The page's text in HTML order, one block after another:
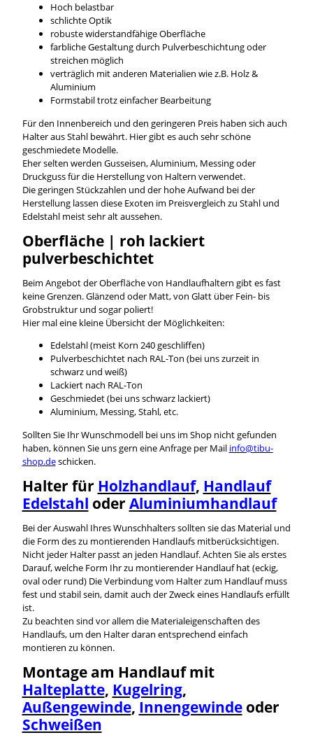
Hoch belastbar
schlichte Optik
robuste widerstandfähige Oberfläche
farbliche Gestaltung durch Pulverbeschichtung oder
streichen möglich
verträglich mit anderen Materialien wie z.B. Holz &
Aluminium
Formstabil trotz einfacher Bearbeitung
Für den Innenbereich und den geringeren Preis haben sich auch
Halter aus Stahl bewährt. Hier gibt es auch sehr schöne
geschmiedete Modelle.
Eher selten werden Gusseisen, Aluminium, Messing oder
Druckguss für die Herstellung von Haltern verwendet.
Die geringen Stückzahlen und der hohe Aufwand bei der
Herstellung lassen diese Exoten im Preisvergleich zu Stahl und
Edelstahl meist sehr alt aussehen.
Oberfläche | roh lackiert
pulverbeschichtet
Beim Angebot der Oberfläche von Handlaufhaltern gibt es fast
keine Grenzen. Glänzend oder Matt, von Glatt über Fein- bis
Grobstruktur und sogar poliert!
Hier mal eine kleine Übersicht der Möglichkeiten:
Edelstahl (meist Korn 240 geschliffen)
Pulverbeschichtet nach RAL-Ton (bei uns zurzeit in
schwarz und weiß)
Lackiert nach RAL-Ton
Geschmiedet (bei uns schwarz lackiert)
Aluminium, Messing, Stahl, etc.
Sollten Sie Ihr Wunschmodell bei uns im Shop nicht gefunden
haben, können Sie uns gern eine Anfrage per Mail info@tibu-
shop.deschicken.
Halter für Holzhandlauf, Handlauf
Edelstahl oder Aluminiumhandlauf
Bei der Auswahl Ihres Wunschhalters sollten sie das Material und
die Form des zu montierenden Handlaufs mitberücksichtigen.
Nicht jeder Halter passt an jeden Handlauf. Achten Sie als erstes
Darauf, welche Form Ihr zu montierender Handlauf hat (eckig,
oval oder rund) Die Verbindung vom Halter zum Handlauf muss
fest und stabil sein, damit auch der Zweck eines Handlaufs erfüllt
ist.
Zu beachten sind vor allem die Materialeigenschaften des
Handlaufs, um den Halter daran entsprechend einfach
montieren zu können.
Montage am Handlauf mit
Halteplatte, Kugelring,
Außengewinde, Innengewindeoder
Schweißen